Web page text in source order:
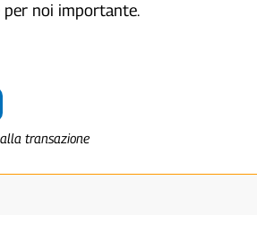
noi importante.
transazione